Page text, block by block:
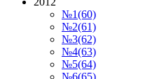
№1(60)
№2(61)
№3(62)
№4(63)
№5(64)